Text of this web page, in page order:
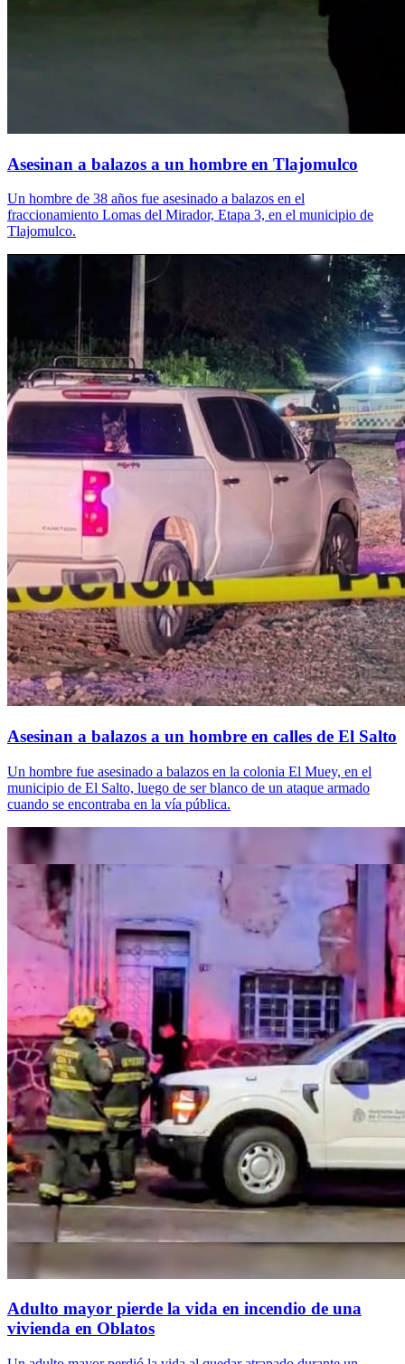
Asesinan a balazos a un hombre en Tlajomulco
Un hombre de 38 años fue asesinado a balazos en el
fraccionamiento Lomas del Mirador, Etapa 3, en el municipio de
Tlajomulco.
Asesinan a balazos a un hombre en calles de El Salto
Un hombre fue asesinado a balazos en la colonia El Muey, en el
municipio de El Salto, luego de ser blanco de un ataque armado
cuando se encontraba en la vía pública.
Adulto mayor pierde la vida en incendio de una
vivienda en Oblatos